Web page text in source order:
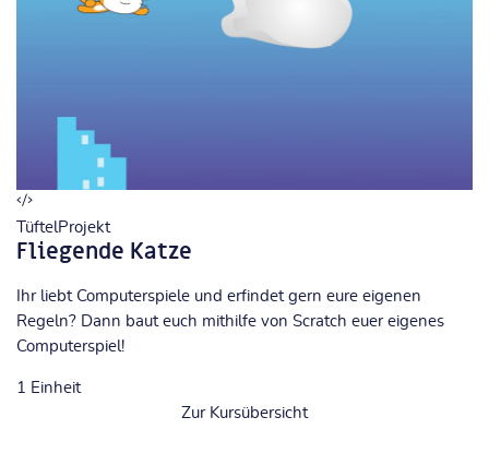
TüftelProjekt
Fliegende Katze
Ihr liebt Computerspiele und erfindet gern eure eigenen
Regeln? Dann baut euch mithilfe von Scratch euer eigenes
Computerspiel!
1
Einheit
Zur Kursübersicht